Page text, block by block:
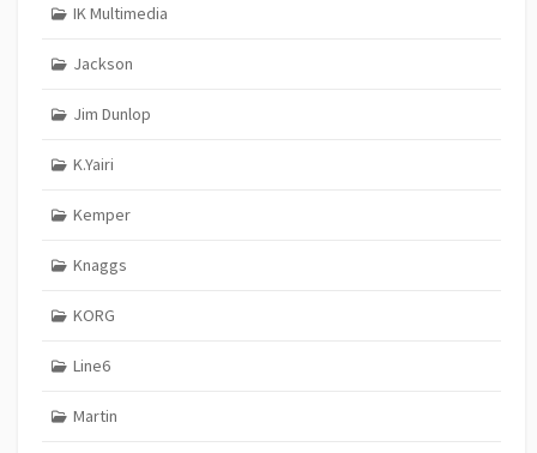
IK Multimedia
Jackson
Jim Dunlop
K.Yairi
Kemper
Knaggs
KORG
Line6
Martin